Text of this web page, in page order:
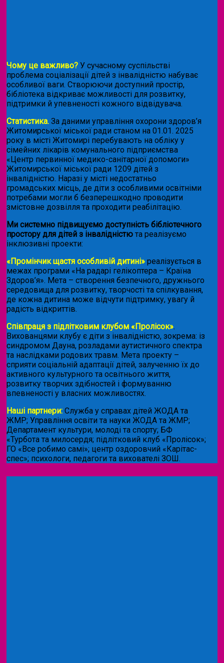
Чому це важливо? У сучасному суспільстві
проблема соціалізації дітей з інвалідністю набуває
особливої ваги. Створюючи доступний простір,
бібліотека відкриває можливості для розвитку,
підтримки й упевненості кожного відвідувача.
Статистика. За даними управління охорони здоров’я
Житомирської міської ради станом на 01.01. 2025
року в місті Житомирі перебувають на обліку у
сімейних лікарів комунального підприємства
«Центр первинної медико-санітарної допомоги»
Житомирської міської ради 1209 дітей з
інвалідністю. Наразі у місті недостатньо
громадських місць, де діти з особливими освітніми
потребами могли б безперешкодно проводити
змістовне дозвілля та проходити реабілітацію.
Ми системно підвищуємо доступність бібліотечного
простору для дітей з інвалідністю та реалізуємо
інклюзивні проекти:
«Промінчик щастя особливій дитині» реалізується в
межах програми «На радарі гелікоптера – Країна
Здоров’я». Мета – створення безпечного, дружнього
середовища для розвитку, творчості та спілкування,
де кожна дитина може відчути підтримку, увагу й
радість відкриттів.
Співпраця з підлітковим клубом «Пролісок».
Вихованцями клубу є діти з інвалідністю, зокрема: із
синдромом Дауна, розладами аутистичного спектра
та наслідками родових травм. Мета проекту –
сприяти соціальній адаптації дітей, залученню їх до
активного культурного та освітнього життя,
розвитку творчих здібностей і формуванню
впевненості у власних можливостях.
Наші партнери: Служба у справах дітей ЖОДА та
ЖМР; Управління освіти та науки ЖОДА та ЖМР;
Департамент культури, молоді та спорту; БФ
«Турбота та милосердя; підлітковий клуб «Пролісок»;
ГО «Все робимо самі»; центр оздоровчий «Карітас-
спес»; психологи, педагоги та вихователі ЗОШ.